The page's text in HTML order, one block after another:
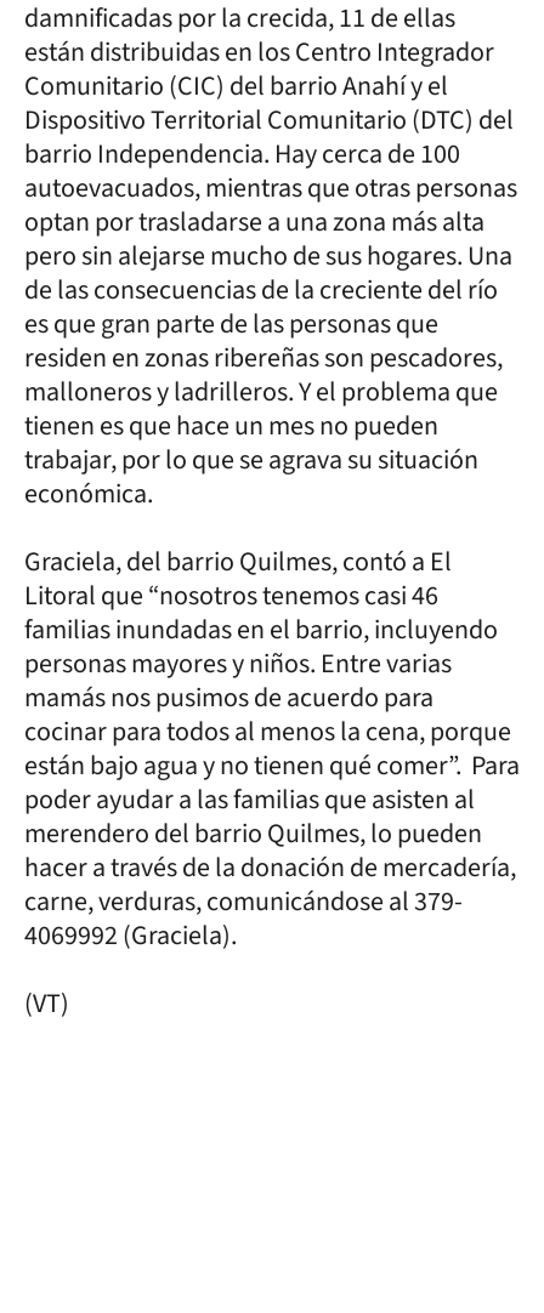
damnificadas por la crecida, 11 de ellas
están distribuidas en los Centro Integrador
Comunitario (CIC) del barrio Anahí y el
Dispositivo Territorial Comunitario (DTC) del
barrio Independencia. Hay cerca de 100
autoevacuados, mientras que otras personas
optan por trasladarse a una zona más alta
pero sin alejarse mucho de sus hogares. Una
de las consecuencias de la creciente del río
es que gran parte de las personas que
residen en zonas ribereñas son pescadores,
malloneros y ladrilleros. Y el problema que
tienen es que hace un mes no pueden
trabajar, por lo que se agrava su situación
económica.
Graciela, del barrio Quilmes, contó a El
Litoral que “nosotros tenemos casi 46
familias inundadas en el barrio, incluyendo
personas mayores y niños. Entre varias
mamás nos pusimos de acuerdo para
cocinar para todos al menos la cena, porque
están bajo agua y no tienen qué comer”. Para
poder ayudar a las familias que asisten al
merendero del barrio Quilmes, lo pueden
hacer a través de la donación de mercadería,
carne, verduras, comunicándose al 379-
4069992 (Graciela).
(VT)